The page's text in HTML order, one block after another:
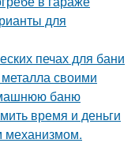
для
печах для бани
своими
баню
время и деньги
механизмом.